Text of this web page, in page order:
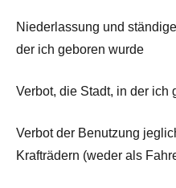
Niederlassung und
der ich geboren wurde
Verbot, die Stadt, in der ich
Verbot der Benutzung
Krafträdern (weder als